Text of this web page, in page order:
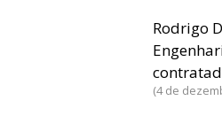
Rodrigo
4 de